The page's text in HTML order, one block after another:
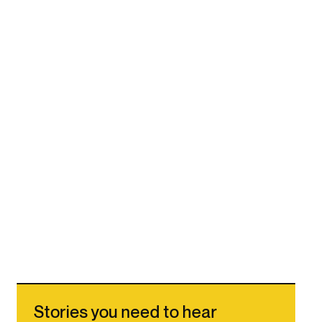
Stories you need to hear